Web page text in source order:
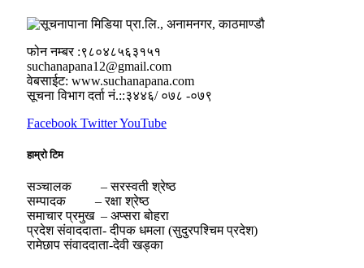
फोन नम्बर :९८०४८५६३१५१
suchanapana12@gmail.com
वेबसाईट: www.suchanapana.com
सूचना विभाग दर्ता नं.::३४४६/ ०७८ -०७९
Facebook TwitterYouTube
हाम्रो टिम
सञ्चालक – सरस्वती श्रेष्ठ
सम्पादक – रक्षा श्रेष्ठ
समाचार प्रमुख – अप्सरा बोहरा
प्रदेश संवाददाता- दीपक धमला (सुदुरपश्चिम प्रदेश)
रामेछाप संवाददाता-देवी खड्का